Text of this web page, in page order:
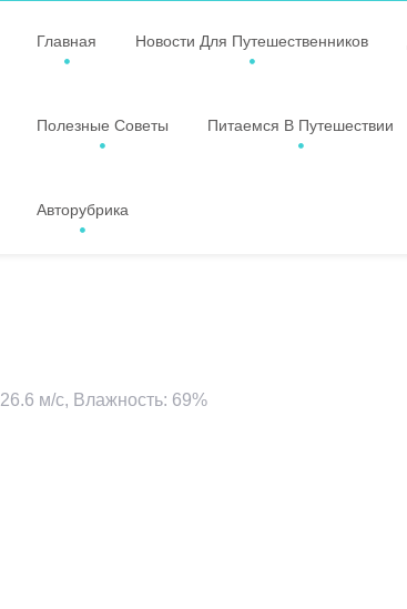
Главная Новости Для Путешественников
Полезные Советы Питаемся В Путешествии
Авторубрика
м/с, Влажность: 69%